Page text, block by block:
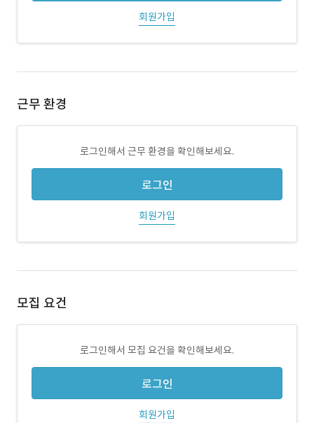
회원가입
근무 환경
로그인해서 근무 환경을 확인해보세요.
로그인
회원가입
모집 요건
로그인해서 모집 요건을 확인해보세요.
로그인
회원가입